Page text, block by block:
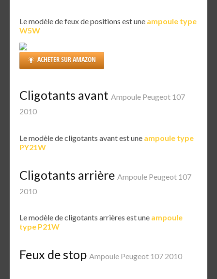
Le modèle de feux de positions est une ampoule type
W5W
ACHETER SUR AMAZON
Cligotants avant Ampoule Peugeot 107
2010
Le modèle de cligotants avant est une ampoule type
PY21W
Cligotants arrière Ampoule Peugeot 107
2010
Le modèle de cligotants arrières est une ampoule
type P21W
Feux de stop Ampoule Peugeot 107 2010